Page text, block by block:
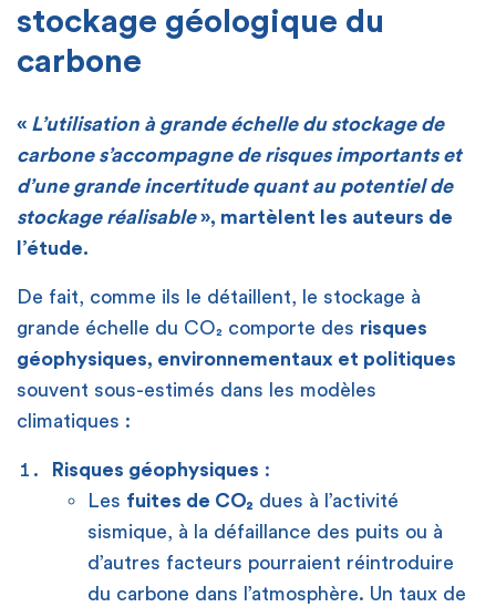
stockage géologique du
carbone
« L’utilisation à grande échelle du stockage de
carbone s’accompagne de risques importants et
d’une grande incertitude quant au potentiel de
stockage réalisable», martèlent les auteurs de
l’étude.
De fait, comme ils le détaillent, le stockage à
grande échelle du CO₂ comporte des risques
géophysiques, environnementaux et politiques
souvent sous-estimés dans les modèles
climatiques :
Risques géophysiques :
Les fuites de CO₂ dues à l’activité
sismique, à la défaillance des puits ou à
d’autres facteurs pourraient réintroduire
du carbone dans l’atmosphère. Un taux de